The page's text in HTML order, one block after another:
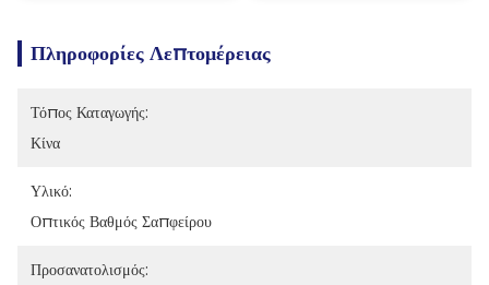
Πληροφορίες Λεπτομέρειας
Τόπος Καταγωγής:
Κίνα
Υλικό:
Οπτικός Βαθμός Σαπφείρου
Προσανατολισμός: